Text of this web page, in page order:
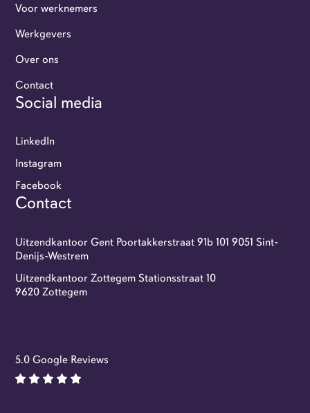
Voor werknemers
Werkgevers
Over ons
Contact
Social media
LinkedIn
Instagram
Facebook
Contact
Uitzendkantoor Gent Poortakkerstraat 91b 101 9051 Sint-
Denijs-Westrem
Uitzendkantoor Zottegem Stationsstraat 10
9620 Zottegem
5.0 Google Reviews